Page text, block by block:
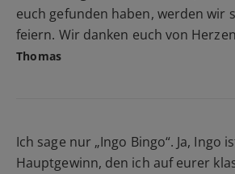
euch gefunden haben, werden wir
feiern. Wir danken euch von
Thomas
Ich sage nur „Ingo Bingo“. Ja, Ingo
Hauptgewinn, den ich auf eurer